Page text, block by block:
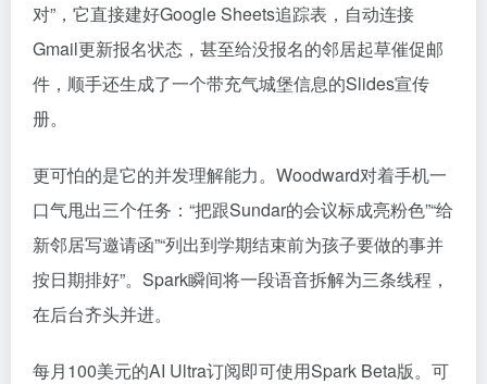
对”，它直接建好Google Sheets追踪表，自动连接
Gmail更新报名状态，甚至给没报名的邻居起草催促邮
件，顺手还生成了一个带充气城堡信息的Slides宣传
册。
更可怕的是它的并发理解能力。Woodward对着手机一
口气甩出三个任务：“把跟Sundar的会议标成亮粉色”“给
新邻居写邀请函”“列出到学期结束前为孩子要做的事并
按日期排好”。Spark瞬间将一段语音拆解为三条线程，
在后台齐头并进。
每月100美元的AI Ultra订阅即可使用Spark Beta版。可